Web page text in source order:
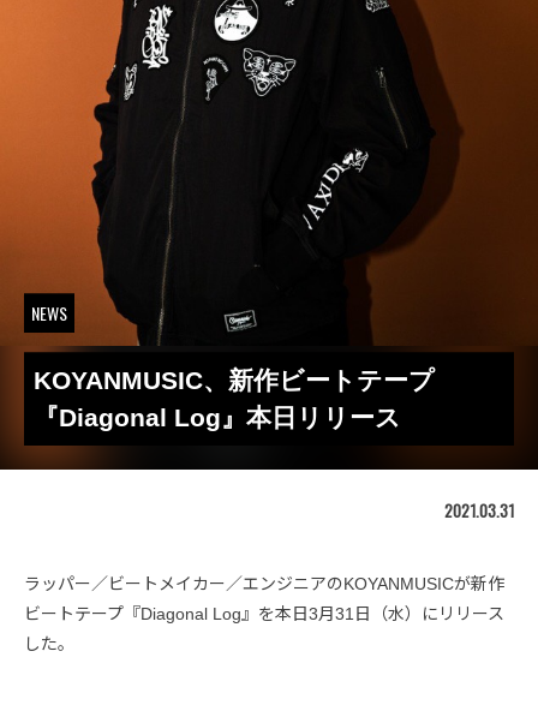
NEWS
KOYANMUSIC、新作ビートテープ
『Diagonal Log』本日リリース
2021.03.31
ラッパー／ビートメイカー／エンジニアのKOYANMUSICが新作
ビートテープ『Diagonal Log』を本日3月31日（水）にリリース
した。